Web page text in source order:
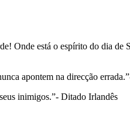
Onde está o espírito do dia
apontem na direcção
inimigos.”- Ditado Irlandês